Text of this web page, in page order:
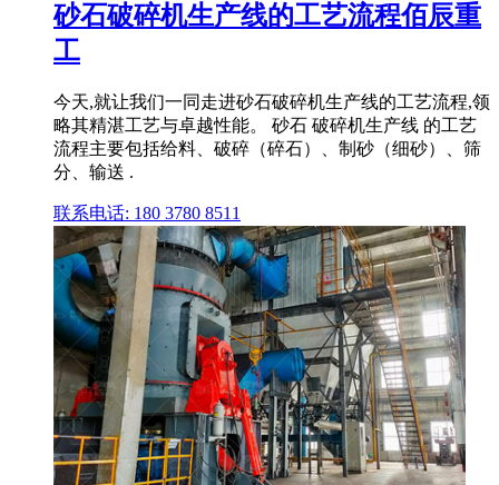
砂石破碎机生产线的工艺流程佰辰重
工
今天,就让我们一同走进砂石破碎机生产线的工艺流程,领
略其精湛工艺与卓越性能。 砂石 破碎机生产线 的工艺
流程主要包括给料、破碎（碎石）、制砂（细砂）、筛
分、输送 .
联系电话: 180 3780 8511